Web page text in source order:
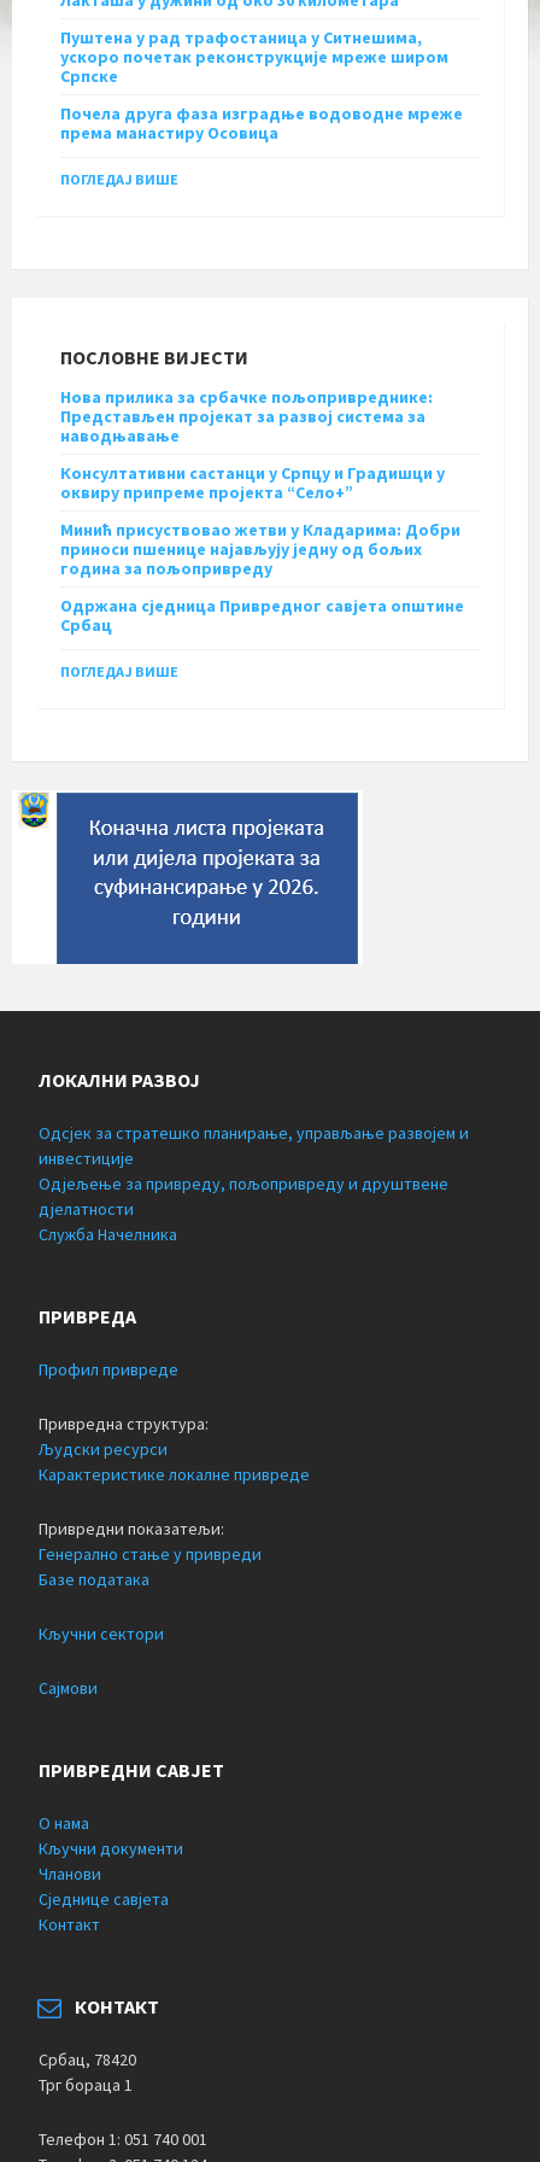
Пуштена у рад трафостаница у Ситнешима,
ускоро почетак реконструкције мреже широм
Српске
Почела друга фаза изградње водоводне мреже
према манастиру Осовица
ПОГЛЕДАЈ ВИШЕ
ПОСЛОВНЕ ВИЈЕСТИ
Нова прилика за србачке пољопривреднике:
Представљен пројекат за развој система за
наводњавање
Консултативни састанци у Српцу и Градишци у
оквиру припреме пројекта “Село+”
Минић присуствовао жетви у Кладарима: Добри
приноси пшенице најављују једну од бољих
година за пољопривреду
Одржана сједница Привредног савјета општине
Србац
ПОГЛЕДАЈ ВИШЕ
ЛОКАЛНИ РАЗВОЈ
Одсјек за стратешко планирање, управљање развојем и
инвестиције
Одјељење за привреду, пољопривреду и друштвене
дјелатности
Служба Начелника
ПРИВРЕДА
Профил привреде
Привредна структура:
Људски ресурси
Карактеристике локалне привреде
Привредни показатељи:
Генерално стање у привреди
Базе података
Кључни сектори
Сајмови
ПРИВРЕДНИ САВЈЕТ
О нама
Кључни документи
Чланови
Сједнице савјета
Контакт
КОНТАКТ
Србац, 78420
Трг бораца 1
Телефон 1: 051 740 001